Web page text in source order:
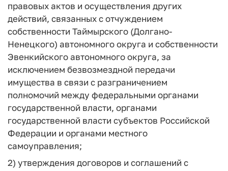
правовых актов и осуществления других
действий, связанных с отчуждением
собственности Таймырского (Долгано-
Ненецкого) автономного округа и собственности
Эвенкийского автономного округа, за
исключением безвозмездной передачи
имущества в связи с разграничением
полномочий между федеральными органами
государственной власти, органами
государственной власти субъектов Российской
Федерации и органами местного
самоуправления;
2) утверждения договоров и соглашений с